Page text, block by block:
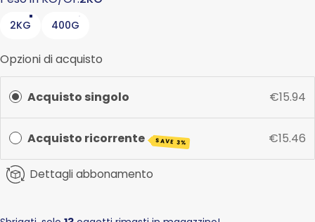
2KG 400G
Opzioni di acquisto
Acquisto singolo €15.94
Acquisto ricorrente SAVE 3% €15.46
Dettagli abbonamento